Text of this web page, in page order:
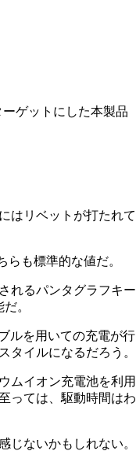
ゲットにした本製品
はリベットが打たれて
も標準的な値だ。
れるパンタグラフキー
。
ルを用いての充電が行
タイルになるだろう。
ムイオン充電池を利用
っては、駆動時間はわ
ないかもしれない。